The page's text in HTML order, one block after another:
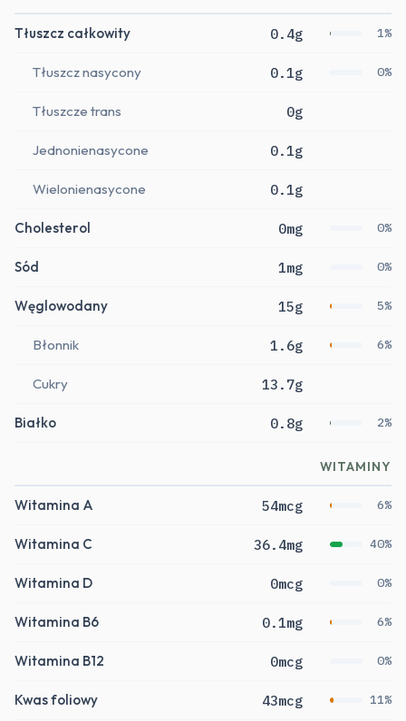
Tłuszcz całkowity 0.4g 1%
Tłuszcz nasycony 0.1g 0%
Tłuszcze trans 0g
Jednonienasycone 0.1g
Wielonienasycone 0.1g
Cholesterol 0mg 0%
Sód 1mg 0%
Węglowodany 15g 5%
Błonnik 1.6g 6%
Cukry 13.7g
Białko 0.8g 2%
WITAMINY
Witamina A 54mcg 6%
Witamina C 36.4mg 40%
Witamina D 0mcg 0%
Witamina B6 0.1mg 6%
Witamina B12 0mcg 0%
Kwas foliowy 43mcg 11%